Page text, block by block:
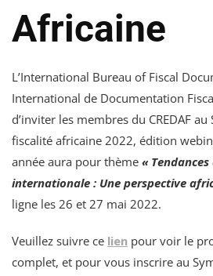
Africaine
L’International Bureau of Fiscal
International de Documentation
d’inviter les membres du CREDAF
fiscalité africaine 2022, édition
année aura pour thème «
internationale : Une perspective
ligne les 26 et 27 mai 2022.
Veuillez suivre ce lien pour voir le
complet, et pour vous inscrire au